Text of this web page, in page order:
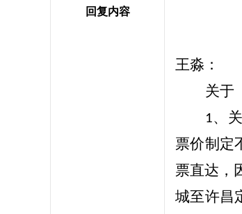
回复内容
王淼：
关于
1、
票价制定
票直达，
城至许昌